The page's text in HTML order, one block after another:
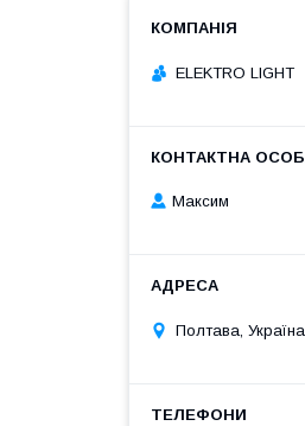
ELEKTRO LIGHT
Максим
Полтава, Україна